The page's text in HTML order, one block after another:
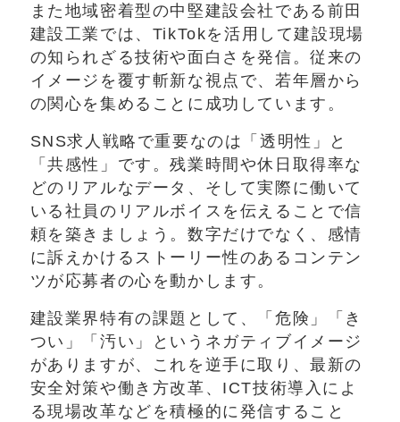
また地域密着型の中堅建設会社である前田
建設工業では、TikTokを活用して建設現場
の知られざる技術や面白さを発信。従来の
イメージを覆す斬新な視点で、若年層から
の関心を集めることに成功しています。
SNS求人戦略で重要なのは「透明性」と
「共感性」です。残業時間や休日取得率な
どのリアルなデータ、そして実際に働いて
いる社員のリアルボイスを伝えることで信
頼を築きましょう。数字だけでなく、感情
に訴えかけるストーリー性のあるコンテン
ツが応募者の心を動かします。
建設業界特有の課題として、「危険」「き
つい」「汚い」というネガティブイメージ
がありますが、これを逆手に取り、最新の
安全対策や働き方改革、ICT技術導入によ
る現場改革などを積極的に発信すること